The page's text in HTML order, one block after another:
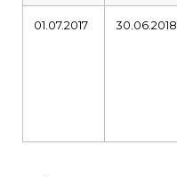
01.07.2017 30.06.2018